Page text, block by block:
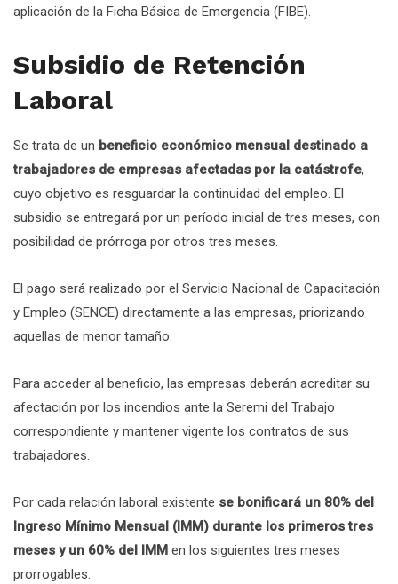
aplicación de la Ficha Básica de Emergencia (FIBE).
Subsidio de Retención
Laboral
Se trata de un beneficio económico mensual destinado a
trabajadores de empresas afectadas por la catástrofe,
cuyo objetivo es resguardar la continuidad del empleo. El
subsidio se entregará por un período inicial de tres meses, con
posibilidad de prórroga por otros tres meses.
El pago será realizado por el Servicio Nacional de Capacitación
y Empleo (SENCE) directamente a las empresas, priorizando
aquellas de menor tamaño.
Para acceder al beneficio, las empresas deberán acreditar su
afectación por los incendios ante la Seremi del Trabajo
correspondiente y mantener vigente los contratos de sus
trabajadores.
Por cada relación laboral existente se bonificará un 80% del
Ingreso Mínimo Mensual (IMM) durante los primeros tres
meses y un 60% del IMM en los siguientes tres meses
prorrogables.